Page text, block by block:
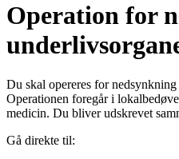
Operation for
Du skal opereres for
Operationen foregår i
medicin. Du bliver udskrevet
Gå direkte til: